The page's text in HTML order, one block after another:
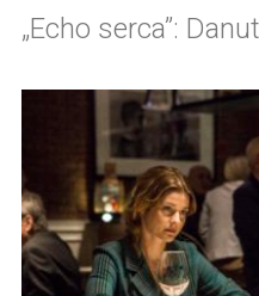
„Echo serca”: